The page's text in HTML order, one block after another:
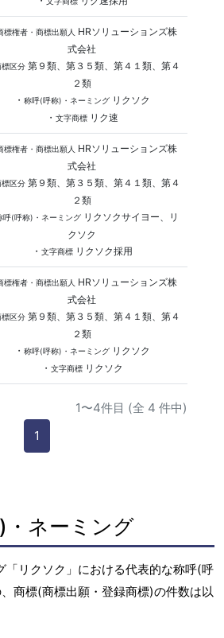
標権者・商標出願人
HRソリューションズ株
式会社
標区分第９類、第３５類、第４１類、第４
２類
・ 称呼(呼称)・ネーミングリクソク
・ 文字商標リク速
標権者・商標出願人
HRソリューションズ株
式会社
標区分第９類、第３５類、第４１類、第４
２類
呼(呼称)・ネーミングリクソクサイヨー、リ
クソク
・ 文字商標リクソク採用
標権者・商標出願人
HRソリューションズ株
式会社
標区分第９類、第３５類、第４１類、第４
２類
・ 称呼(呼称)・ネーミングリクソク
・ 文字商標リクソク
1〜4件目 (全 4 件中)
1
・ネーミング
「リクソク」における代表的な称呼(呼
商標(商標出願・登録商標)の件数は以